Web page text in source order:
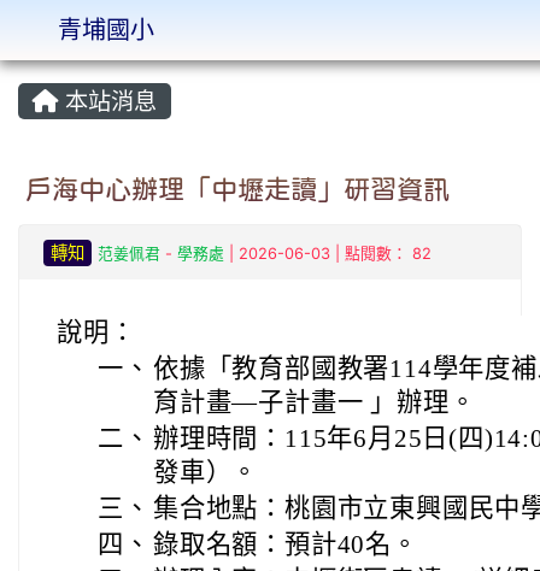
:::
本站消息
戶海中心辦理「中壢走讀」研習資訊
轉知 范姜佩君- 學務處 | 2026-06-03 | 點閱數： 82
說明：
一、 依據「教育部國教署114學年度
育計畫—子計畫一 」辦理。
二、 辦理時間：115年6月25日(四
發車）。
三、 集合地點：桃園市立東興國民中
四、 錄取名額：預計40名。
青埔國小